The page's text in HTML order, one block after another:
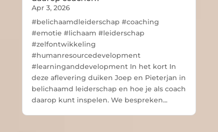
Apr 3, 2026
#belichaamdleiderschap #coaching
#emotie #lichaam #leiderschap
#zelfontwikkeling
#humanresourcedevelopment
#learninganddevelopment In het kort In
deze aflevering duiken Joep en Pieterjan in
belichaamd leiderschap en hoe je als coach
daarop kunt inspelen. We bespreken...